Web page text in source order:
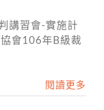
講習會-實施計
會106年B級裁
閱讀更多